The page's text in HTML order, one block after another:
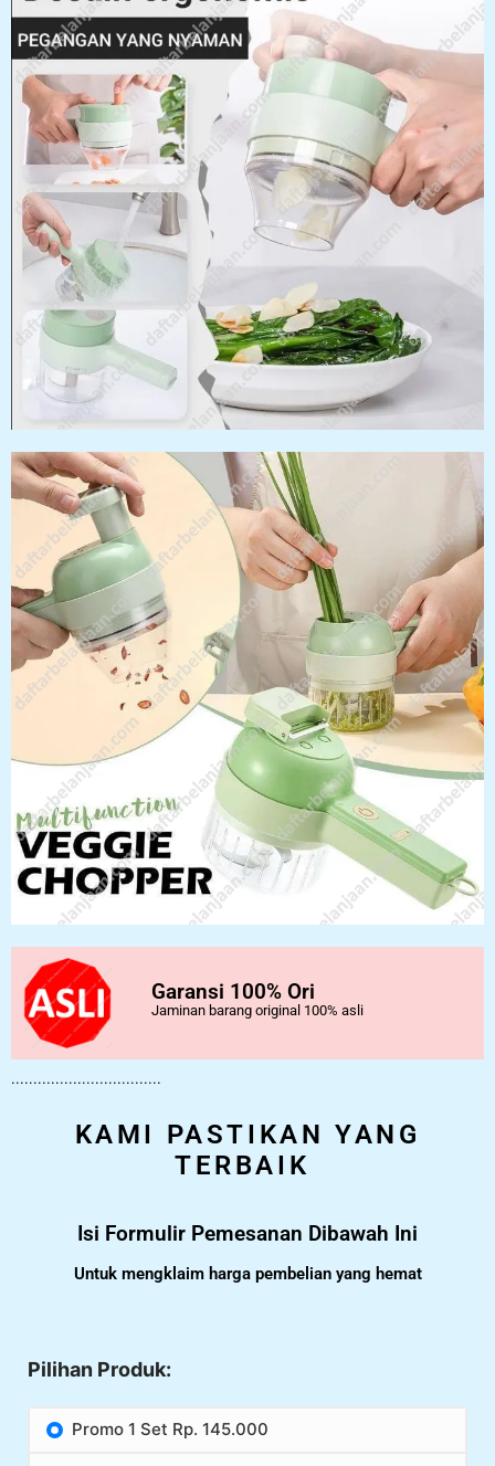
Garansi 100% Ori
Jaminan barang original 100% asli
..................................
KAMI PASTIKAN YANG
TERBAIK
Isi Formulir Pemesanan Dibawah Ini
Untuk mengklaim harga pembelian yang hemat
Pilihan Produk:
Promo 1 Set Rp. 145.000